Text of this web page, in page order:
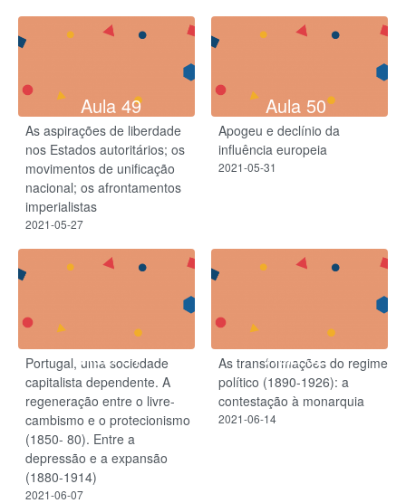
Aula 49
As aspirações de liberdade
nos Estados autoritários; os
movimentos de unificação
nacional; os afrontamentos
imperialistas
2021-05-27
Aula 50
Apogeu e declínio da
influência europeia
2021-05-31
Aula 51
Portugal, uma sociedade
capitalista dependente. A
regeneração entre o livre-
cambismo e o protecionismo
(1850- 80). Entre a
depressão e a expansão
(1880-1914)
2021-06-07
Aula 52
As transformações do regime
político (1890-1926): a
contestação à monarquia
2021-06-14